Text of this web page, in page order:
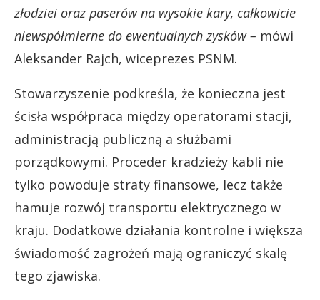
złodziei oraz paserów na wysokie kary, całkowicie
niewspółmierne do ewentualnych zysków – mówi
Aleksander Rajch, wiceprezes PSNM.
Stowarzyszenie podkreśla, że konieczna jest
ścisła współpraca między operatorami stacji,
administracją publiczną a służbami
porządkowymi. Proceder kradzieży kabli nie
tylko powoduje straty finansowe, lecz także
hamuje rozwój transportu elektrycznego w
kraju. Dodatkowe działania kontrolne i większa
świadomość zagrożeń mają ograniczyć skalę
tego zjawiska.